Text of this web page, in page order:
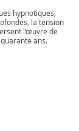
hypnotiques,
la tension
l’œuvre de
ans.